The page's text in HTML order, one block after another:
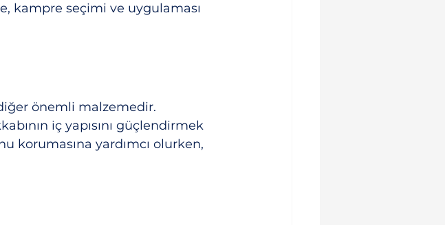
kampre seçimi ve uygulaması
önemli malzemedir.
iç yapısını güçlendirmek
korumasına yardımcı olurken,